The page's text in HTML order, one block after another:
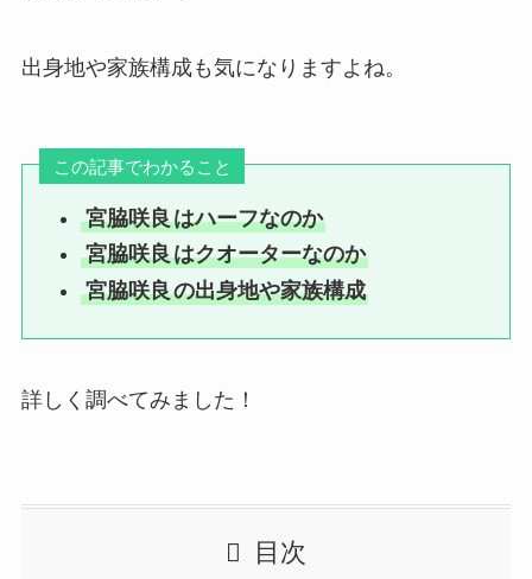
出身地や家族構成も気になりますよね。
この記事でわかること
宮脇咲良はハーフなのか
宮脇咲良はクオーターなのか
宮脇咲良の出身地や家族構成
詳しく調べてみました！
目次